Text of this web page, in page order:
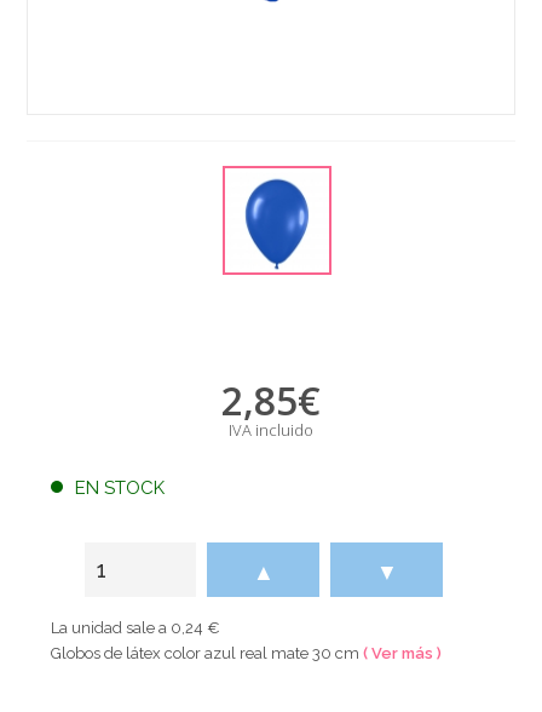
2,85€
IVA incluido
EN STOCK
▲ ▼
La unidad sale a 0,24 €
Globos de látex color azul real mate 30 cm( Ver más )